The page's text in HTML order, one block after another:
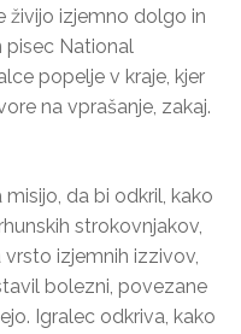
živijo izjemno dolgo in
pisec National
popelje v kraje, kjer
na vprašanje, zakaj.
da bi odkril, kako
strokovnjakov,
izjemnih izzivov,
bolezni, povezane
Igralec odkriva, kako